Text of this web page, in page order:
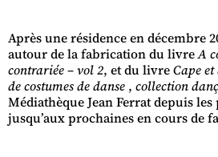
Après une résidence en décembre
autour de la fabrication du livreA
contrariée – vol 2, et du livreCape
de costumes de danse , collection
Médiathèque Jean Ferrat depuis
jusqu’aux prochaines en cours de